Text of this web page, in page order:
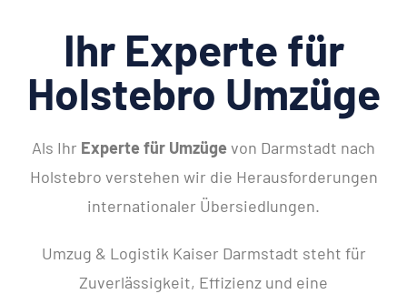
Ihr Experte für
Holstebro Umzüge
Als Ihr Experte für Umzüge von Darmstadt nach
Holstebro verstehen wir die Herausforderungen
internationaler Übersiedlungen.
Umzug & Logistik Kaiser Darmstadt steht für
Zuverlässigkeit, Effizienz und eine